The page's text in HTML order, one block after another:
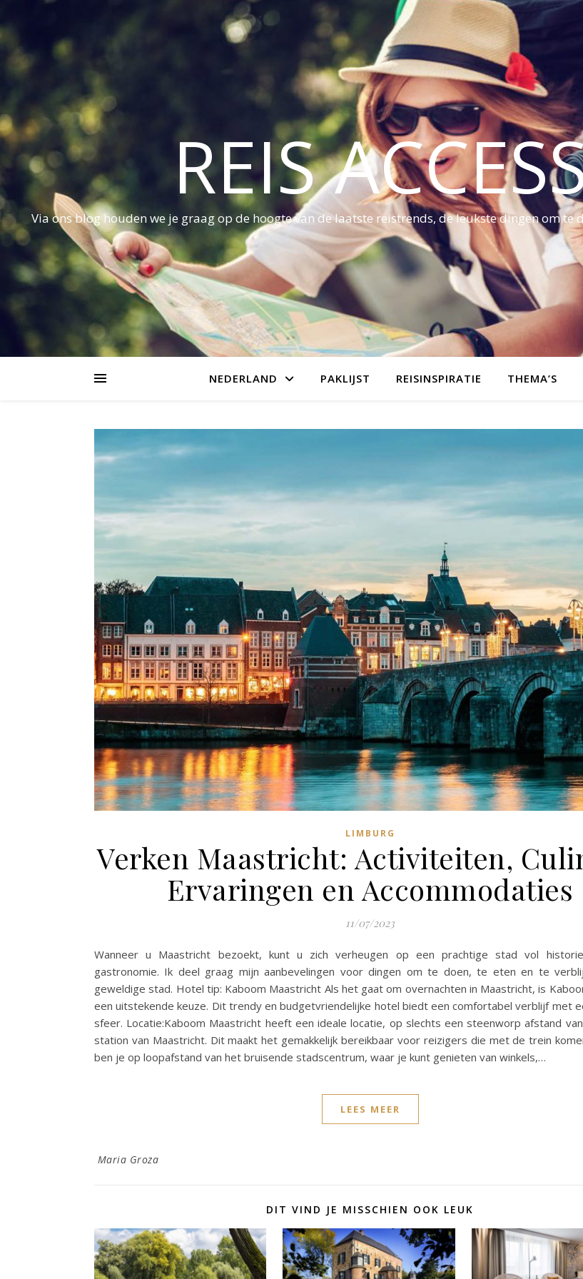
REIS
Via ons blog houden we je graag op de hoogte van de laatste reistrends, de leukste dingen om
NEDERLAND PAKLIJST REISINSPIRATIE THEMA’S
LIMBURG
Verken Maastricht: Activiteiten,
Ervaringen en Accommodaties
11/07/2023
Wanneer u Maastricht bezoekt, kunt u zich verheugen op een prachtige stad vol
gastronomie. Ik deel graag mijn aanbevelingen voor dingen om te doen, te eten en te
geweldige stad. Hotel tip: Kaboom Maastricht Als het gaat om overnachten in Maastricht, is
een uitstekende keuze. Dit trendy en budgetvriendelijke hotel biedt een comfortabel verblijf met
sfeer. Locatie:Kaboom Maastricht heeft een ideale locatie, op slechts een steenworp afstand
station van Maastricht. Dit maakt het gemakkelijk bereikbaar voor reizigers die met de trein
ben je op loopafstand van het bruisende stadscentrum, waar je kunt genieten van winkels,…
LEES MEER
Maria Groza
DIT VIND JE MISSCHIEN OOK LEUK